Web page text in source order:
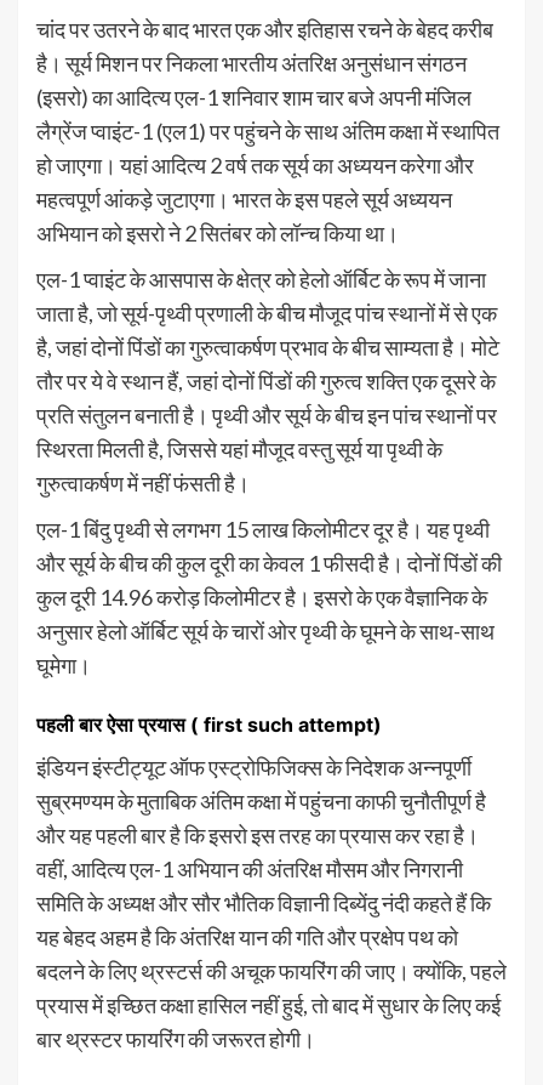
चांद पर उतरने के बाद भारत एक और इतिहास रचने के बेहद करीब
है। सूर्य मिशन पर निकला भारतीय अंतरिक्ष अनुसंधान संगठन
(इसरो) का आदित्य एल-1 शनिवार शाम चार बजे अपनी मंजिल
लैग्रेंज प्वाइंट-1 (एल1) पर पहुंचने के साथ अंतिम कक्षा में स्थापित
हो जाएगा। यहां आदित्य 2 वर्ष तक सूर्य का अध्ययन करेगा और
महत्वपूर्ण आंकड़े जुटाएगा। भारत के इस पहले सूर्य अध्ययन
अभियान को इसरो ने 2 सितंबर को लॉन्च किया था।
एल-1 प्वाइंट के आसपास के क्षेत्र को हेलो ऑर्बिट के रूप में जाना
जाता है, जो सूर्य-पृथ्वी प्रणाली के बीच मौजूद पांच स्थानों में से एक
है, जहां दोनों पिंडों का गुरुत्वाकर्षण प्रभाव के बीच साम्यता है। मोटे
तौर पर ये वे स्थान हैं, जहां दोनों पिंडों की गुरुत्व शक्ति एक दूसरे के
प्रति संतुलन बनाती है। पृथ्वी और सूर्य के बीच इन पांच स्थानों पर
स्थिरता मिलती है, जिससे यहां मौजूद वस्तु सूर्य या पृथ्वी के
गुरुत्वाकर्षण में नहीं फंसती है।
एल-1 बिंदु पृथ्वी से लगभग 15 लाख किलोमीटर दूर है। यह पृथ्वी
और सूर्य के बीच की कुल दूरी का केवल 1 फीसदी है। दोनों पिंडों की
कुल दूरी 14.96 करोड़ किलोमीटर है। इसरो के एक वैज्ञानिक के
अनुसार हेलो ऑर्बिट सूर्य के चारों ओर पृथ्वी के घूमने के साथ-साथ
घूमेगा।
पहली बार ऐसा प्रयास ( first such attempt)
इंडियन इंस्टीट्यूट ऑफ एस्ट्रोफिजिक्स के निदेशक अन्नपूर्णी
सुब्रमण्यम के मुताबिक अंतिम कक्षा में पहुंचना काफी चुनौतीपूर्ण है
और यह पहली बार है कि इसरो इस तरह का प्रयास कर रहा है।
वहीं, आदित्य एल-1 अभियान की अंतरिक्ष मौसम और निगरानी
समिति के अध्यक्ष और सौर भौतिक विज्ञानी दिब्येंदु नंदी कहते हैं कि
यह बेहद अहम है कि अंतरिक्ष यान की गति और प्रक्षेप पथ को
बदलने के लिए थ्रस्टर्स की अचूक फायरिंग की जाए। क्योंकि, पहले
प्रयास में इच्छित कक्षा हासिल नहीं हुई, तो बाद में सुधार के लिए कई
बार थ्रस्टर फायरिंग की जरूरत होगी।